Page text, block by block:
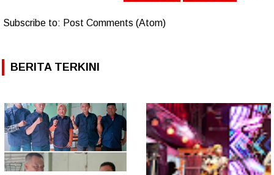
Subscribe to: Post Comments (Atom)
BERITA TERKINI